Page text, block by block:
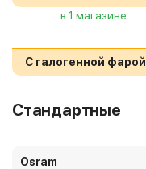
в 1 магазине
С галогенной фарой
Стандартные
Osram